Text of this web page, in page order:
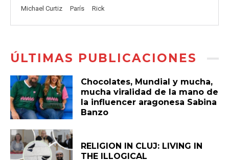
Michael Curtiz
París Rick
ÚLTIMAS PUBLICACIONES
Chocolates, Mundial y mucha,
mucha viralidad de la mano de
la influencer aragonesa Sabina
Banzo
RELIGION IN CLUJ: LIVING IN
THE ILLOGICAL